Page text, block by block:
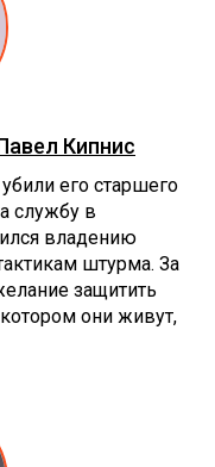
Кипнис
его старшего
службу в
владению
штурма. За
защитить
они живут,